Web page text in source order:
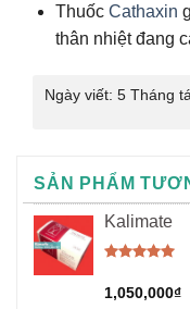
Thuốc Cathaxin
thân nhiệt đang
Ngày viết: 5 Tháng
SẢN PHẨM
Kalimate
hạng5.00
5 sao
1,050,000₫